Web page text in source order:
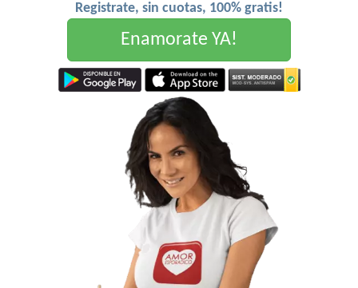
Registrate, sin cuotas, 100% gratis!
Enamorate YA!